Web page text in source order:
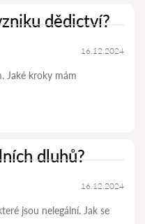
dědictví?
16.12.2024
Jaké kroky mám
dluhů?
16.12.2024
jsou nelegální. Jak se